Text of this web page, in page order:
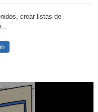
crear listas de